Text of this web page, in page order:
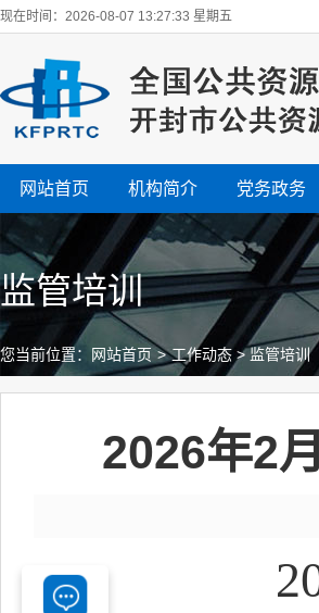
现在时间：2026-08-07 13:27:33 星期五
网站首页 机构简介 党务政务
监管培训
您当前位置： 网站首页 > 工作动态 >监管培训
2026年2